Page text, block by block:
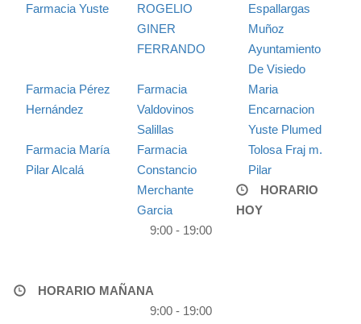
Farmacia Yuste
ROGELIO
GINER
FERRANDO
Espallargas
Muñoz
Ayuntamiento
De Visiedo
Farmacia Pérez
Hernández
Farmacia
Valdovinos
Salillas
Maria
Encarnacion
Yuste Plumed
Farmacia María
Pilar Alcalá
Farmacia
Constancio
Merchante
Garcia
Tolosa Fraj m.
Pilar
HORARIO
HOY
9:00 - 19:00
HORARIO MAÑANA
9:00 - 19:00